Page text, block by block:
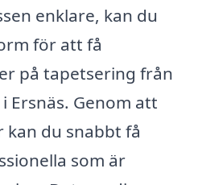
enklare, kan du
för att få
på tapetsering från
Ersnäs. Genom att
du snabbt få
som är